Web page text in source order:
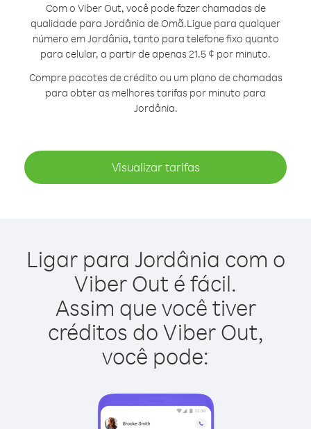
Com o Viber Out, você pode fazer chamadas de
qualidade para Jordânia de Omã.Ligue para qualquer
número em Jordânia, tanto para telefone fixo quanto
para celular, a partir de apenas 21.5 ¢ por minuto.
Compre pacotes de crédito ou um plano de chamadas
para obter as melhores tarifas por minuto para
Jordânia.
Visualizar tarifas
Ligar para Jordânia com o
Viber Out é fácil.
Assim que você tiver
créditos do Viber Out,
você pode: